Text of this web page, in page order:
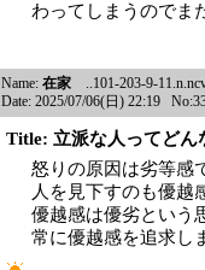
わってしまうのでま
Name: 在家 ..101-203-9-
Date: 2025/07/06(日) 22:19
Title: 立派な人ってどん
怒りの原因は劣等感
人を見下すのも優越
優越感は優劣という
常に優越感を追求し